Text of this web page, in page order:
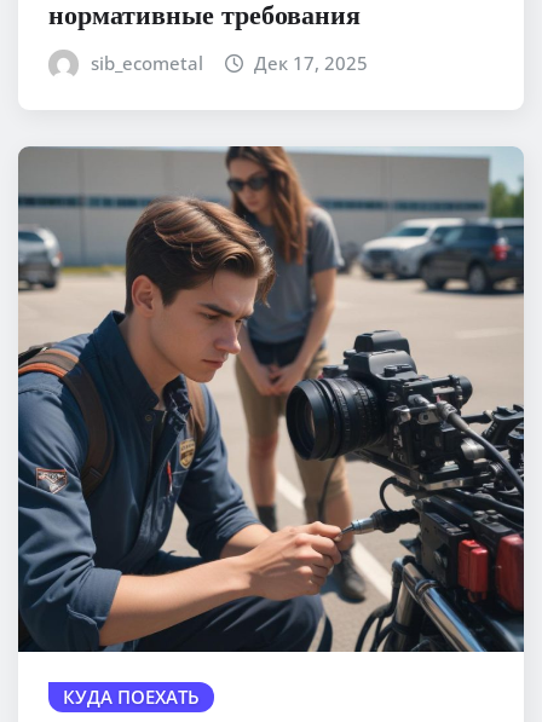
нормативные требования
sib_ecometal Дек 17, 2025
КУДА ПОЕХАТЬ